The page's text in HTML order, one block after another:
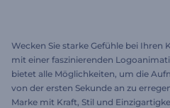
Wecken Sie starke Gefühle bei Ihren
mit einer faszinierenden
bietet alle Möglichkeiten, um die
von der ersten Sekunde an zu
Marke mit Kraft, Stil und